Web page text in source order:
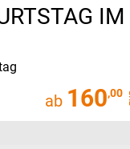
IM
ab 160,00